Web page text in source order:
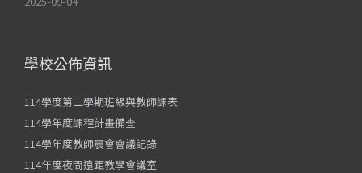
學校公佈資訊
114學度第二學期班級與教師課表
114學年度課程計畫備查
114學年度教師晨會會議記錄
114年度夜間遠距教學會議室